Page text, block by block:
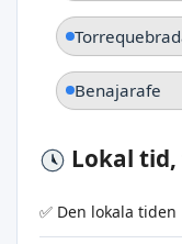
Benajarafe
Lokal
✅ Den lokala tiden